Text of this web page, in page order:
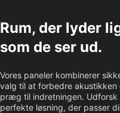
Rum, der lyder
som de ser ud.
Vores paneler kombinerer
valg til at forbedre
præg til indretningen.
perfekte løsning, der passer